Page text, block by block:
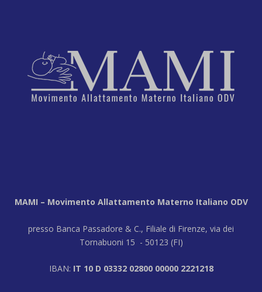
MAMI – Movimento Allattamento Materno Italiano ODV
presso Banca Passadore & C., Filiale di Firenze, via dei
Tornabuoni 15 - 50123 (FI)
IBAN: IT 10 D 03332 02800 00000 2221218